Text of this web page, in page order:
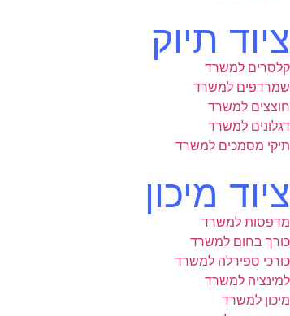
ציוד תיוק
קלסרים למשרד
שמרדפים למשרד
חוצצים למשרד
דגלונים למשרד
תיקי מסמכים למשרד
ציוד מיכון
מדפסות למשרד
כורך בחום למשרד
כורכי ספירלה למשרד
למינציה למשרד
מיכון למשרד